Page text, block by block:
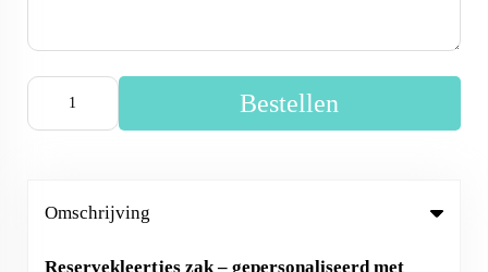
Bestellen
Omschrijving
Reservekleertjes zak – gepersonaliseerd met